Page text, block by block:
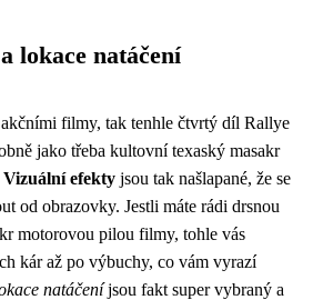
lokace natáčení
filmy, tak tenhle čtvrtý díl Rallye
jako třeba kultovnítexaský masakr
Vizuální efekty jsou tak našlapané, že se
od obrazovky. Jestli máte rádi drsnou
motorovou pilou filmy, tohle vás
kár až po výbuchy, co vám vyrazí
natáčeníjsou fakt super vybraný a